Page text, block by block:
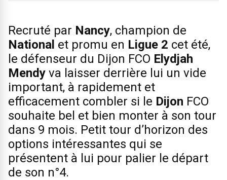
Recruté par Nancy, champion de
National et promu en Ligue 2 cet été,
le défenseur du Dijon FCO Elydjah
Mendy va laisser derrière lui un vide
important, à rapidement et
efficacement combler si le Dijon FCO
souhaite bel et bien monter à son tour
dans 9 mois. Petit tour d’horizon des
options intéressantes qui se
présentent à lui pour palier le départ
de son n°4.